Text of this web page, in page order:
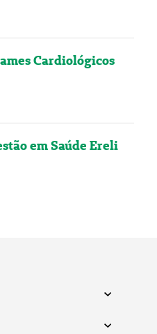
Cardiológicos
em Saúde Ereli